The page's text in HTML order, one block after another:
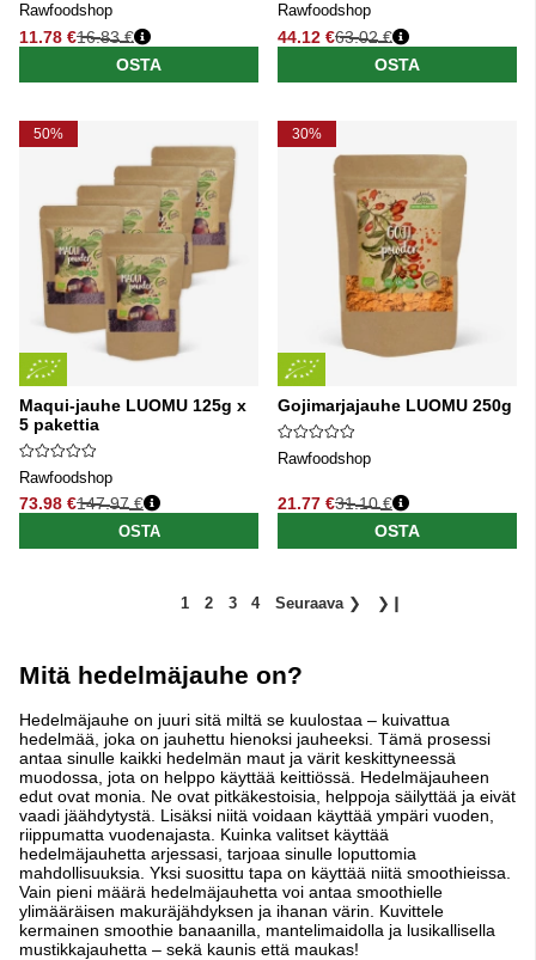
Rawfoodshop
11.78 €
Normaali hinta
16.83 €
OSTA
Rawfoodshop
44.12 €
Normaali hinta
63.02 €
OSTA
50%
Maqui-jauhe LUOMU 125g x
5 pakettia
Rawfoodshop
73.98 €
Normaali hinta
147.97 €
OSTA
30%
Gojimarjajauhe LUOMU 250g
Rawfoodshop
21.77 €
Normaali hinta
31.10 €
OSTA
1 2 3 4 Seuraava ❯ ❯❙
Mitä hedelmäjauhe on?
Hedelmäjauhe on juuri sitä miltä se kuulostaa – kuivattua
hedelmää, joka on jauhettu hienoksi jauheeksi. Tämä prosessi
antaa sinulle kaikki hedelmän maut ja värit keskittyneessä
muodossa, jota on helppo käyttää keittiössä. Hedelmäjauheen
edut ovat monia. Ne ovat pitkäkestoisia, helppoja säilyttää ja eivät
vaadi jäähdytystä. Lisäksi niitä voidaan käyttää ympäri vuoden,
riippumatta vuodenajasta. Kuinka valitset käyttää
hedelmäjauhetta arjessasi, tarjoaa sinulle loputtomia
mahdollisuuksia. Yksi suosittu tapa on käyttää niitä smoothieissa.
Vain pieni määrä hedelmäjauhetta voi antaa smoothielle
ylimääräisen makuräjähdyksen ja ihanan värin. Kuvittele
kermainen smoothie banaanilla, mantelimaidolla ja lusikallisella
mustikkajauhetta – sekä kaunis että maukas!